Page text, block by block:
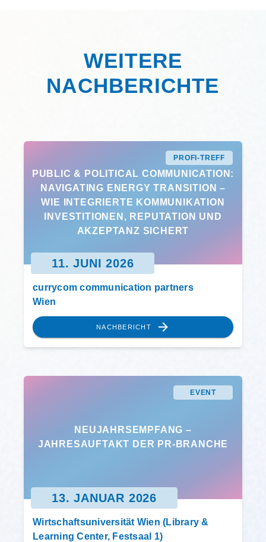
WEITERE
NACHBERICHTE
PROFI-TREFF
PUBLIC & POLITICAL COMMUNICATION:
NAVIGATING ENERGY TRANSITION –
WIE INTEGRIERTE KOMMUNIKATION
INVESTITIONEN, REPUTATION UND
AKZEPTANZ SICHERT
11. JUNI 2026
currycom communication partners
Wien
NACHBERICHT
EVENT
NEUJAHRSEMPFANG –
JAHRESAUFTAKT DER PR-BRANCHE
13. JANUAR 2026
Wirtschaftsuniversität Wien (Library &
Learning Center, Festsaal 1)